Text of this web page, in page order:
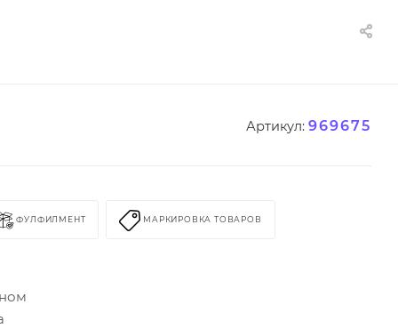
Артикул: 969675
ФУЛФИЛМЕНТ МАРКИРОВКА ТОВАРОВ